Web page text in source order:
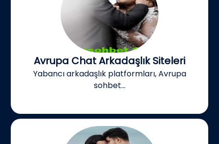
Avrupa Chat Arkadaşlık Siteleri
Yabancı arkadaşlık platformları, Avrupa
sohbet...